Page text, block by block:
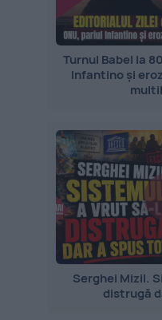
Turnul Babel la
Infantino și
Serghei Mizil.
distrugă